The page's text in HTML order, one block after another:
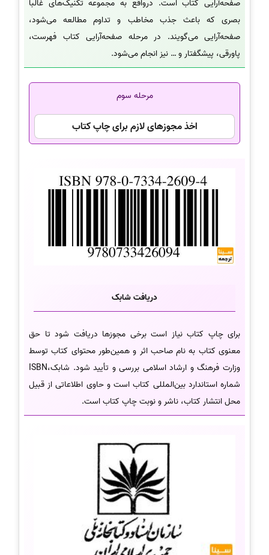
صفحه‌آرایی کتاب است. درواقع به مجموعه تکنیک‌های غالباً
بصری که باعث جذب مخاطب و تداوم مطالعه می‌شود،
صفحه‌آرایی می‌گویند. در مرحله صفحه‌آرایی کتاب فهرست،
پاورقی، پیشگفتار و … نیز انجام می‌شود.
مرحله سوم
اخذ مجوزهای لازم برای چاپ کتاب
دریافت شابک
برای چاپ کتاب نیاز است برخی مجوزها دریافت شود تا حق
معنوی کتاب به نام صاحب اثر و همین‌طور محتوای کتاب توسط
وزارت فرهنگ و ارشاد اسلامی بررسی و تأیید شود. شابک،ISBN
شماره استاندارد بین‌المللی کتاب است و حاوی اطلاعاتی از قبیل
محل انتشار کتاب، ناشر و نوبت چاپ کتاب است.